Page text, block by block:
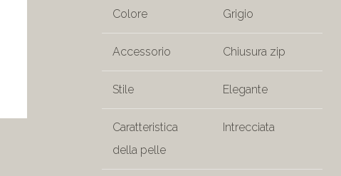
Colore Grigio
Accessorio Chiusura zip
Stile Elegante
Caratteristica
della pelle
Intrecciata